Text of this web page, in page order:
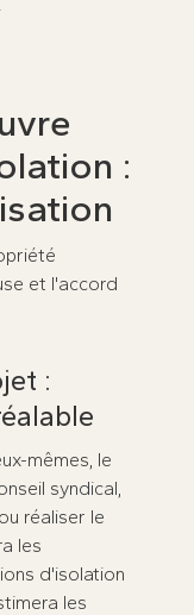
:
et l'accord
:
mêmes, le
syndical,
réaliser le
les
d'isolation
les